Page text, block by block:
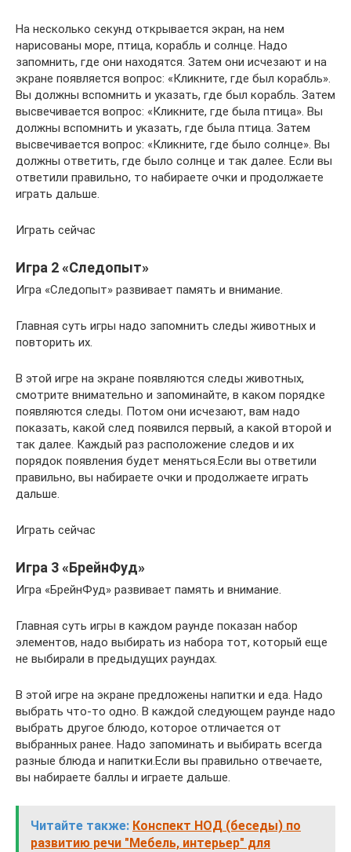
На несколько секунд открывается экран, на нем
нарисованы море, птица, корабль и солнце. Надо
запомнить, где они находятся. Затем они исчезают и на
экране появляется вопрос: «Кликните, где был корабль».
Вы должны вспомнить и указать, где был корабль. Затем
высвечивается вопрос: «Кликните, где была птица». Вы
должны вспомнить и указать, где была птица. Затем
высвечивается вопрос: «Кликните, где было солнце». Вы
должны ответить, где было солнце и так далее. Если вы
ответили правильно, то набираете очки и продолжаете
играть дальше.
Играть сейчас
Игра 2 «Следопыт»
Игра «Следопыт» развивает память и внимание.
Главная суть игры надо запомнить следы животных и
повторить их.
В этой игре на экране появляются следы животных,
смотрите внимательно и запоминайте, в каком порядке
появляются следы. Потом они исчезают, вам надо
показать, какой след появился первый, а какой второй и
так далее. Каждый раз расположение следов и их
порядок появления будет меняться.Если вы ответили
правильно, вы набираете очки и продолжаете играть
дальше.
Играть сейчас
Игра 3 «БрейнФуд»
Игра «БрейнФуд» развивает память и внимание.
Главная суть игры в каждом раунде показан набор
элементов, надо выбирать из набора тот, который еще
не выбирали в предыдущих раундах.
В этой игре на экране предложены напитки и еда. Надо
выбрать что-то одно. В каждой следующем раунде надо
выбрать другое блюдо, которое отличается от
выбранных ранее. Надо запоминать и выбирать всегда
разные блюда и напитки.Если вы правильно отвечаете,
вы набираете баллы и играете дальше.
Читайте также: Конспект НОД (беседы) по
развитию речи "Мебель, интерьер" для